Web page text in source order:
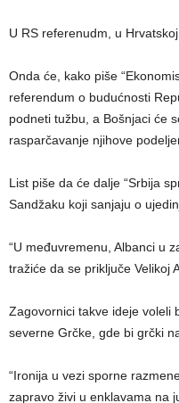
U RS referenudm, u
Onda će, kako piše
referendum o budućnosti
podneti tužbu, a Bošnjaci će
rasparčavanje njihove
List piše da će dalje “Srbija
Sandžaku koji sanjaju o
“U međuvremenu, Albanci u
tražiće da se priključe Velikoj
Zagovornici takve ideje voleli
severne Grčke, gde bi grčki
“Ironija u vezi sporne
zapravo živi u enklavama na